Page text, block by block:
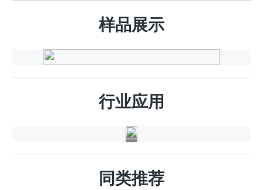
样品展示
行业应用
车
业
同类推荐